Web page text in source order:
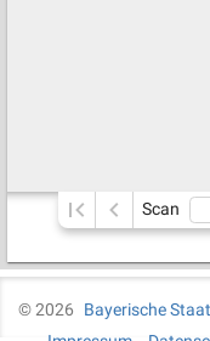
Scan
©2026
Bayerische